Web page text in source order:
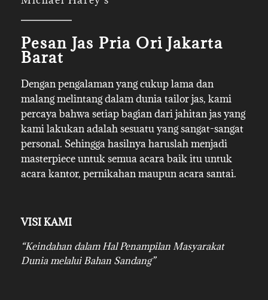
Pesan Jas Pria Ori Jakarta
Barat
Dengan pengalaman yang cukup lama dan
malang melintang dalam dunia tailor jas, kami
percaya bahwa setiap bagian dari jahitan jas yang
kami lakukan adalah sesuatu yang sangat-sangat
personal. Sehingga hasilnya haruslah menjadi
masterpiece untuk semua acara baik itu untuk
acara kantor, pernikahan maupun acara santai.
VISI KAMI
“Keindahan dalam Hal Penampilan Masyarakat
Dunia melalui Bahan Sandang”